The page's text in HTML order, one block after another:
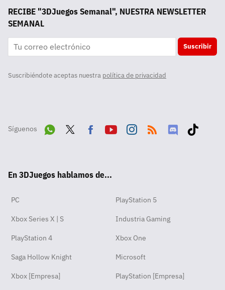
RECIBE "3DJuegos Semanal", NUESTRA NEWSLETTER
SEMANAL
Suscribir
Suscribiéndote aceptas nuestra política de privacidad
Síguenos
pp
ok
En 3DJuegos hablamos de...
PC PlayStation 5
Xbox Series X | S Industria Gaming
PlayStation 4 Xbox One
Saga Hollow Knight Microsoft
Xbox [Empresa] PlayStation [Empresa]